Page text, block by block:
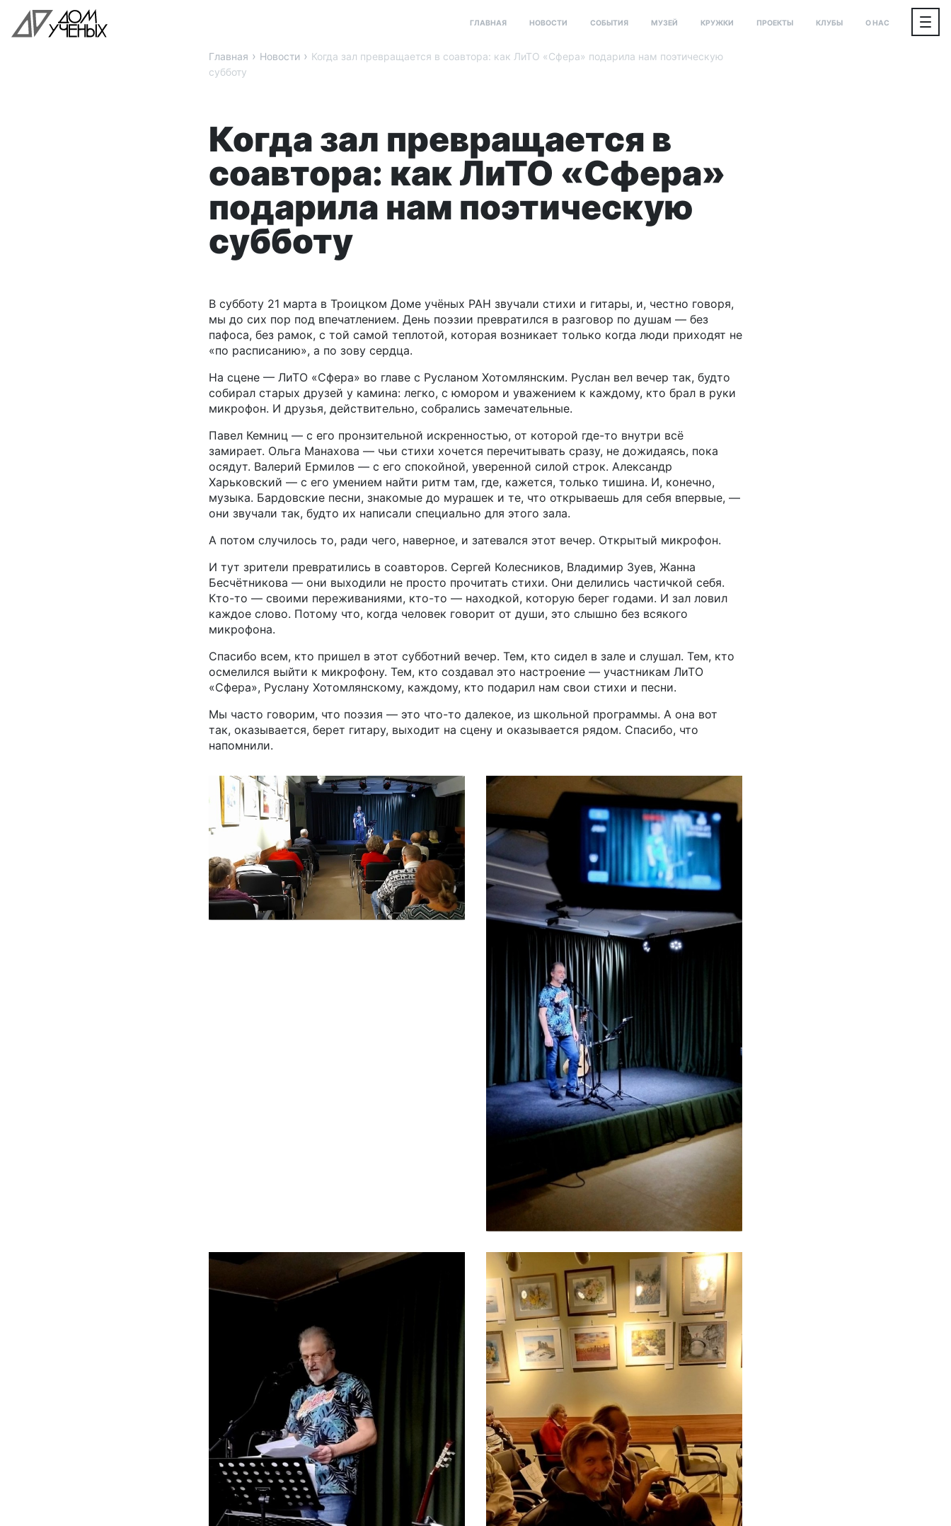
ГЛАВНАЯ НОВОСТИ СОБЫТИЯ МУЗЕЙ КРУЖКИ ПРОЕКТЫ КЛУБЫ О НАС
Главная › Новости › Когда зал превращается в соавтора: как ЛиТО «Сфера» подарила нам поэтическую
субботу
Когда зал превращается в
соавтора: как ЛиТО «Сфера»
подарила нам поэтическую
субботу
В субботу 21 марта в Троицком Доме учёных РАН звучали стихи и гитары, и, честно говоря,
мы до сих пор под впечатлением. День поэзии превратился в разговор по душам — без
пафоса, без рамок, с той самой теплотой, которая возникает только когда люди приходят не
«по расписанию», а по зову сердца.
На сцене — ЛиТО «Сфера» во главе с Русланом Хотомлянским. Руслан вел вечер так, будто
собирал старых друзей у камина: легко, с юмором и уважением к каждому, кто брал в руки
микрофон. И друзья, действительно, собрались замечательные.
Павел Кемниц — с его пронзительной искренностью, от которой где-то внутри всё
замирает. Ольга Манахова — чьи стихи хочется перечитывать сразу, не дожидаясь, пока
осядут. Валерий Ермилов — с его спокойной, уверенной силой строк. Александр
Харьковский — с его умением найти ритм там, где, кажется, только тишина. И, конечно,
музыка. Бардовские песни, знакомые до мурашек и те, что открываешь для себя впервые, —
они звучали так, будто их написали специально для этого зала.
А потом случилось то, ради чего, наверное, и затевался этот вечер. Открытый микрофон.
И тут зрители превратились в соавторов. Сергей Колесников, Владимир Зуев, Жанна
Бесчётникова — они выходили не просто прочитать стихи. Они делились частичкой себя.
Кто-то — своими переживаниями, кто-то — находкой, которую берег годами. И зал ловил
каждое слово. Потому что, когда человек говорит от души, это слышно без всякого
микрофона.
Спасибо всем, кто пришел в этот субботний вечер. Тем, кто сидел в зале и слушал. Тем, кто
осмелился выйти к микрофону. Тем, кто создавал это настроение — участникам ЛиТО
«Сфера», Руслану Хотомлянскому, каждому, кто подарил нам свои стихи и песни.
Мы часто говорим, что поэзия — это что-то далекое, из школьной программы. А она вот
так, оказывается, берет гитару, выходит на сцену и оказывается рядом. Спасибо, что
напомнили.